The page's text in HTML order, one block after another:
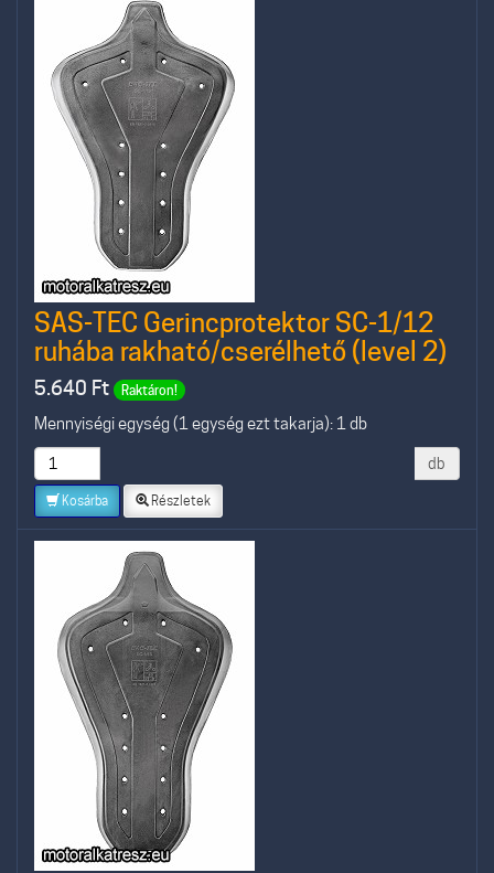
SAS-TEC Gerincprotektor SC-1/12
ruhába rakható/cserélhető (level 2)
5.640 Ft Raktáron!
Mennyiségi egység (1 egység ezt takarja): 1 db
db
Kosárba Részletek